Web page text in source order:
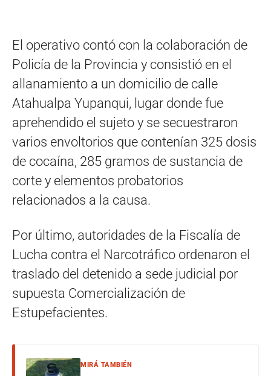
El operativo contó con la colaboración de
Policía de la Provincia y consistió en el
allanamiento a un domicilio de calle
Atahualpa Yupanqui, lugar donde fue
aprehendido el sujeto y se secuestraron
varios envoltorios que contenían 325 dosis
de cocaína, 285 gramos de sustancia de
corte y elementos probatorios
relacionados a la causa.
Por último, autoridades de la Fiscalía de
Lucha contra el Narcotráfico ordenaron el
traslado del detenido a sede judicial por
supuesta Comercialización de
Estupefacientes.
MIRÁ TAMBIÉN